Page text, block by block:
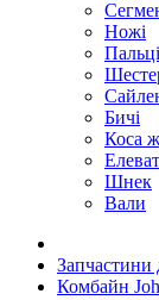
Ножі
Пальці
Бичі
Коса
Шнек
Вали
Запчастини
Комбайн